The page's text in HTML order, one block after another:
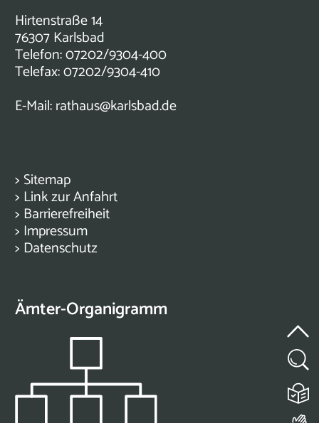
Hirtenstraße 14
76307 Karlsbad
Telefon: 07202/9304-400
Telefax: 07202/9304-410
E-Mail:rathaus@karlsbad.de
> Sitemap
> Link zur Anfahrt
> Barrierefreiheit
> Impressum
> Datenschutz
Ämter-Organigramm